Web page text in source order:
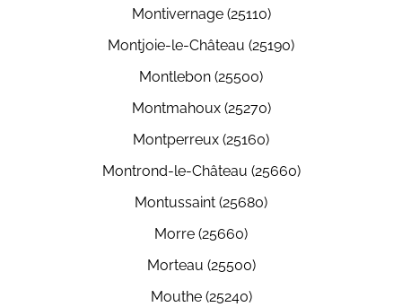
Montivernage (25110)
Montjoie-le-Château (25190)
Montlebon (25500)
Montmahoux (25270)
Montperreux (25160)
Montrond-le-Château (25660)
Montussaint (25680)
Morre (25660)
Morteau (25500)
Mouthe (25240)